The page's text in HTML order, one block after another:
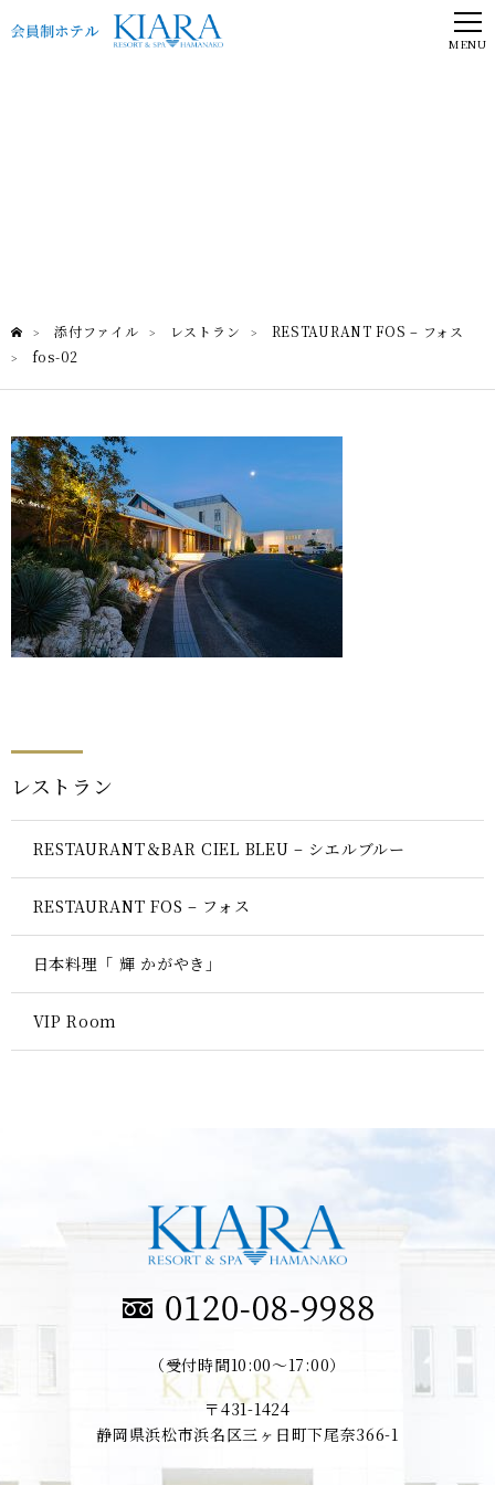
MENU
> 添付ファイル > レストラン > RESTAURANT FOS – フォス
> fos-02
レストラン
RESTAURANT＆BAR CIEL BLEU – シエルブルー
RESTAURANT FOS – フォス
日本料理「 輝 かがやき」
VIP Room
（受付時間10:00～17:00）
〒431-1424
静岡県浜松市浜名区三ヶ日町下尾奈366-1